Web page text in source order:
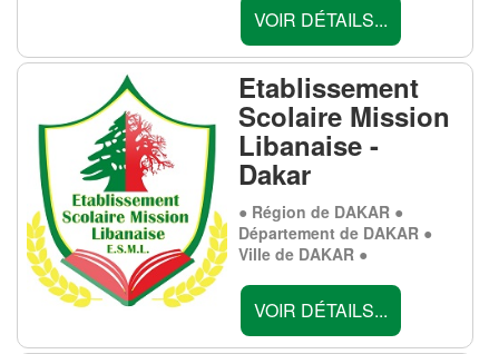
VOIR DÉTAILS...
Etablissement
Scolaire Mission
Libanaise -
Dakar
● Région de DAKAR ●
Département de DAKAR ●
Ville de DAKAR ●
VOIR DÉTAILS...